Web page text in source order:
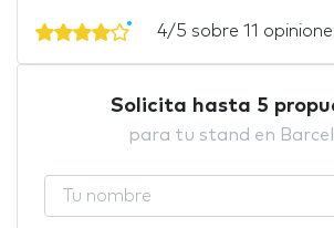
4/5 sobre 11
Solicita hasta 5
para tu stand en